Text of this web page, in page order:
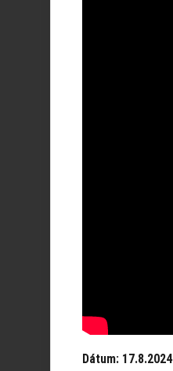
Dátum: 17.8.2024